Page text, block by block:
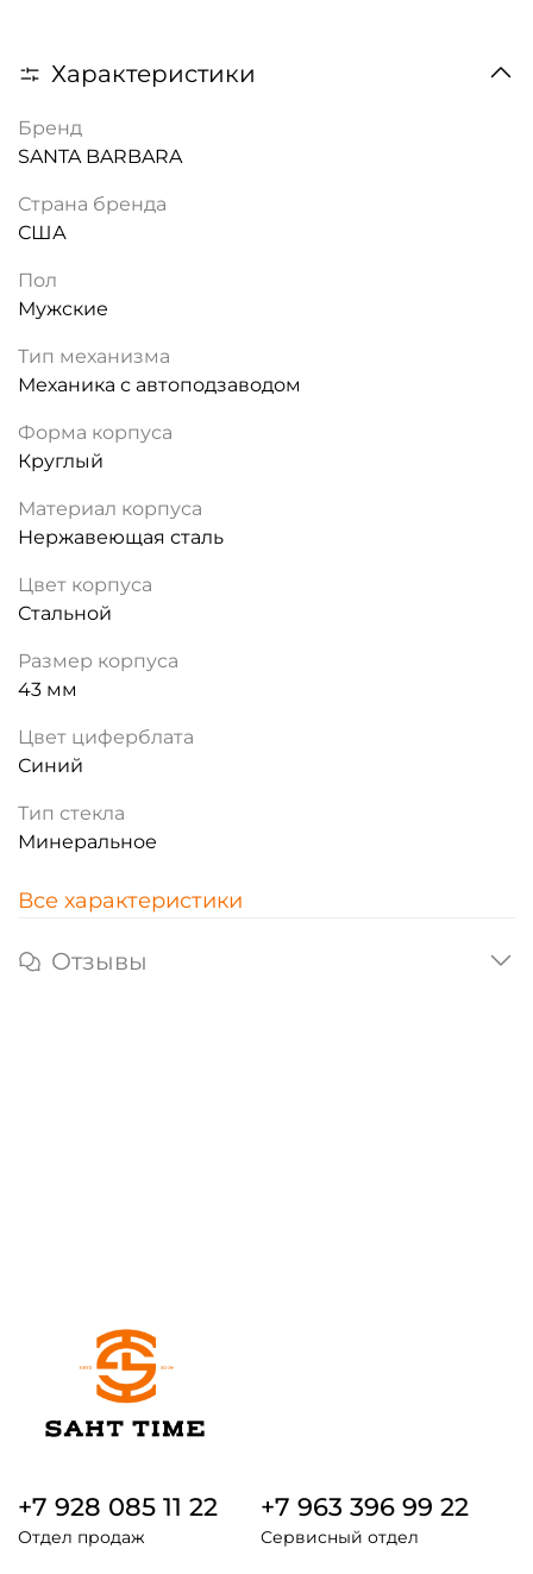
Характеристики
Бренд
SANTA BARBARA
Страна бренда
США
Пол
Мужские
Тип механизма
Механика с автоподзаводом
Форма корпуса
Круглый
Материал корпуса
Нержавеющая сталь
Цвет корпуса
Стальной
Размер корпуса
43 мм
Цвет циферблата
Синий
Тип стекла
Минеральное
Все характеристики
Отзывы
+7 928 085 11 22
Отдел продаж
+7 963 396 99 22
Сервисный отдел